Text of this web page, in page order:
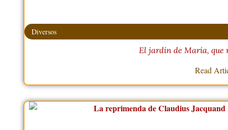
Diversos
El jardín de María, que
Read